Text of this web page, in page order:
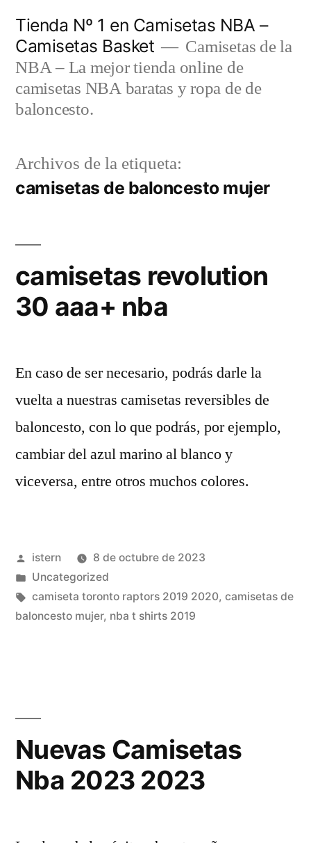
contenido
Tienda Nº 1 en Camisetas NBA –
Camisetas Basket
Camisetas de la
NBA – La mejor tienda online de
camisetas NBA baratas y ropa de de
baloncesto.
Archivos de la etiqueta:
camisetas de baloncesto mujer
camisetas revolution
30 aaa+ nba
En caso de ser necesario, podrás darle la
vuelta a nuestras camisetas reversibles de
baloncesto, con lo que podrás, por ejemplo,
cambiar del azul marino al blanco y
viceversa, entre otros muchos colores.
Publicado
por
istern
8 de octubre de 2023
Publicado
en
Uncategorized
Etiquetas:
camiseta toronto raptors 2019 2020, camisetas de
baloncesto mujer, nba t shirts 2019
Nuevas Camisetas
Nba 2023 2023